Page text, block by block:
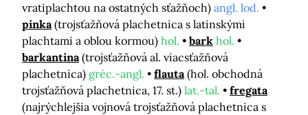
vratiplachtou na ostatných sťažňoch) angl. lod.
pinka (trojsťažňová plachetnica s latinskými
plachtami a oblou kormou) hol. bark hol.
barkantina (trojsťažňová al. viacsťažňová
plachetnica) gréc.-angl. flauta (hol. obchodná
trojsťažňová plachetnica, 17. st.) lat.-tal.
fregata
(najrýchlejšia vojnová trojsťažňová plachetnica s